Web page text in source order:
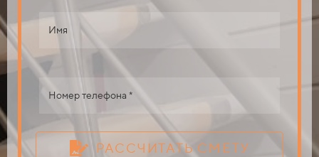
Имя
Номер телефона *
РАССЧИТАТЬ СМЕТУ